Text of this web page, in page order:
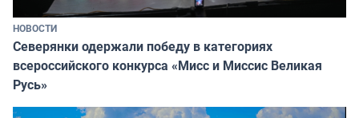
НОВОСТИ
Северянки одержали победу в категориях
всероссийского конкурса «Мисс и Миссис Великая
Русь»